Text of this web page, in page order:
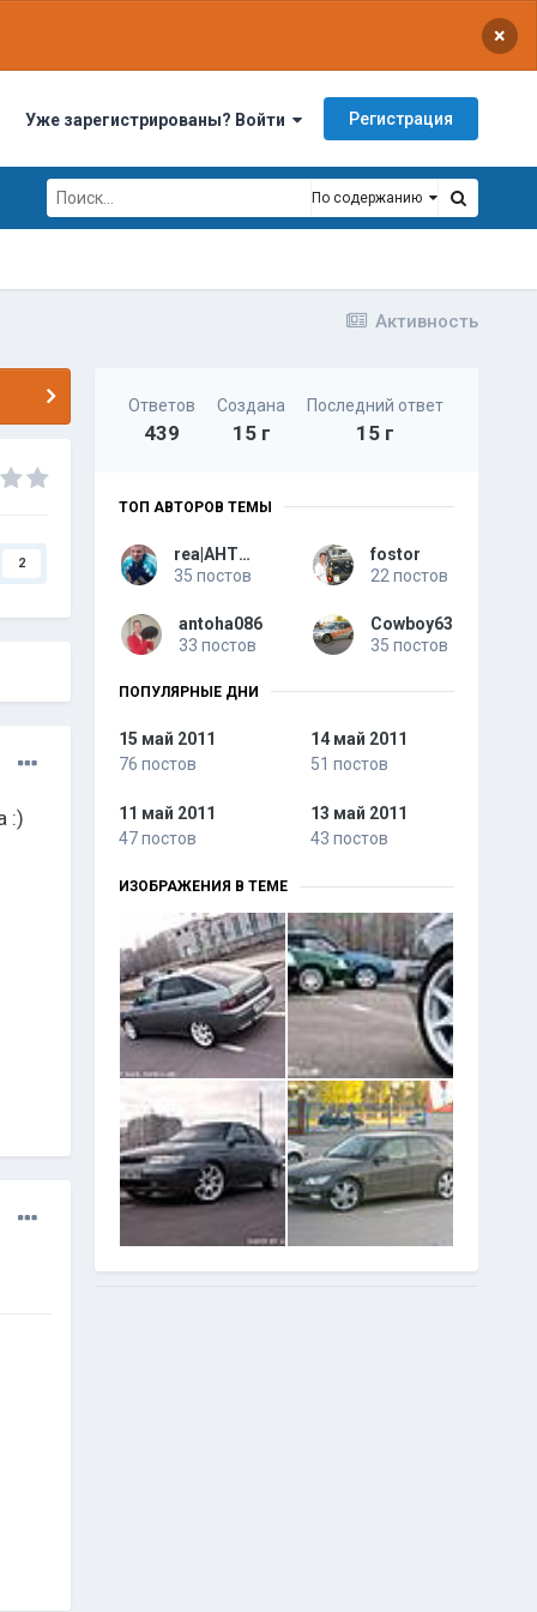
×
Уже зарегистрированы? Войти Регистрация
По содержанию
Активность
2
:)
Ответов
439
Создана
15 г
Последний ответ
15 г
ТОП АВТОРОВ ТЕМЫ
rea|AHTOXA
35 постов
fostor
22 постов
antoha086
33 постов
Cowboy63
35 постов
ПОПУЛЯРНЫЕ ДНИ
15 май 2011
76 постов
14 май 2011
51 постов
11 май 2011
47 постов
13 май 2011
43 постов
ИЗОБРАЖЕНИЯ В ТЕМЕ